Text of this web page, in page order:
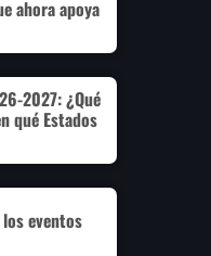
ahora apoya
2027: ¿Qué
qué Estados
eventos